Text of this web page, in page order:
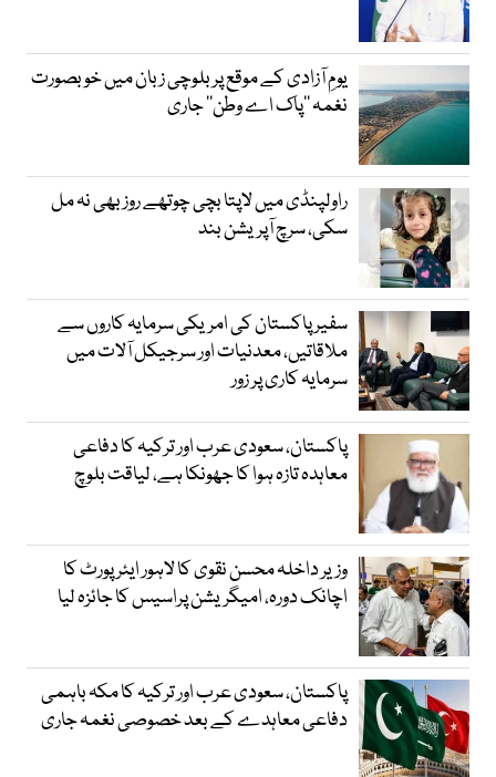
یومِ آزادی کے موقع پر بلوچی زبان میں خوبصورت
نغمہ ’’پاک اے وطن‘‘ جاری
راولپنڈی میں لاپتا بچی چوتھے روز بھی نہ مل
سکی، سرچ آپریشن بند
سفیر پاکستان کی امریکی سرمایہ کاروں سے
ملاقاتیں، معدنیات اور سرجیکل آلات میں
سرمایہ کاری پر زور
پاکستان، سعودی عرب اور ترکیہ کا دفاعی
معاہدہ تازہ ہوا کا جھونکا ہے، لیاقت بلوچ
وزیر داخلہ محسن نقوی کا لاہور ایئر پورٹ کا
اچانک دورہ، امیگریشن پراسیس کا جائزہ لیا
پاکستان، سعودی عرب اور ترکیہ کا مکہ باہمی
دفاعی معاہدے کے بعد خصوصی نغمہ جاری